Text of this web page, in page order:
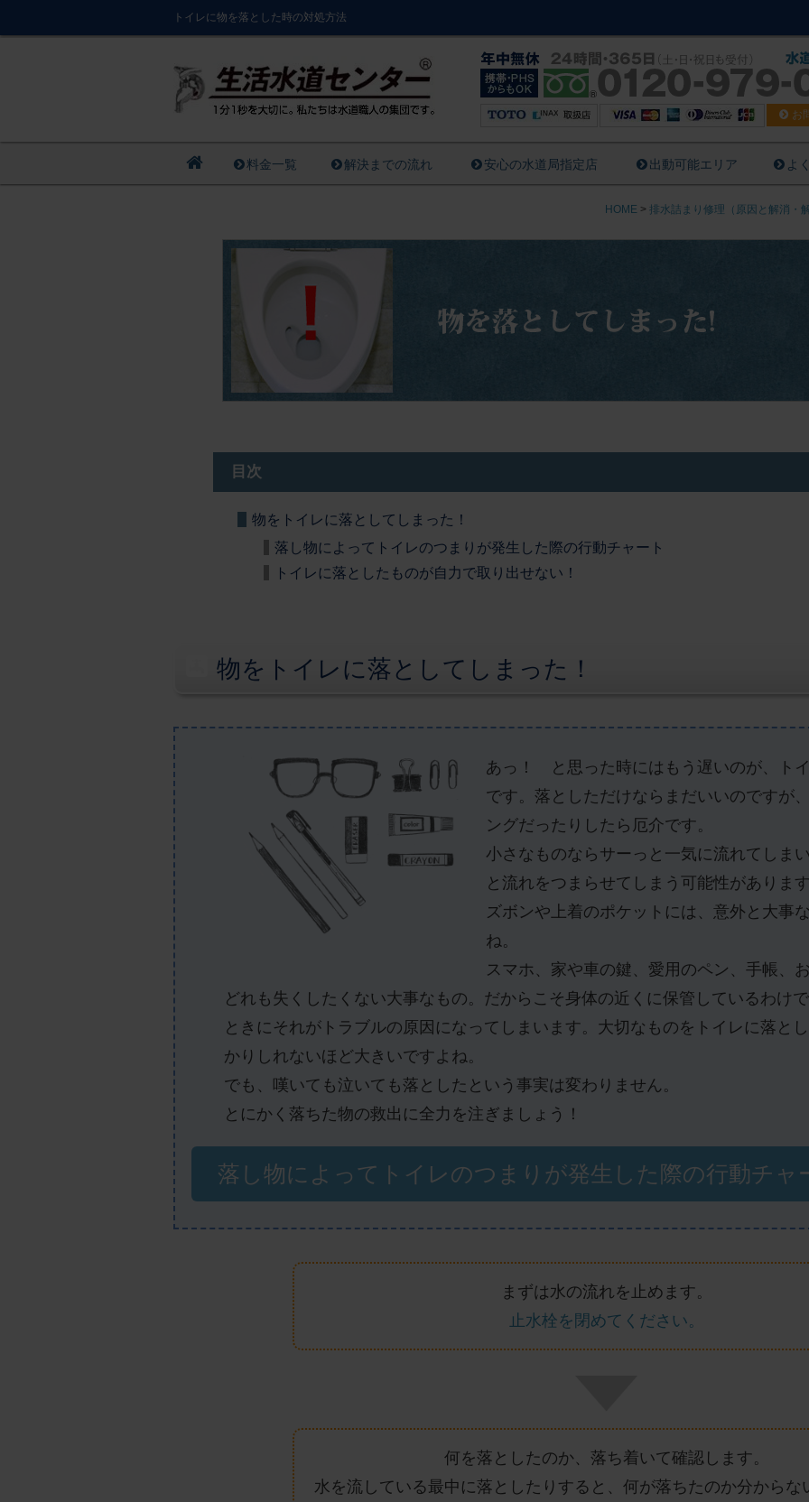
トイレに物を落とした時の対処方法
お
料金一覧 解決までの流れ 安心の水道局指定店 出動可能エリア よ
HOME > 排水詰まり修理（原因と解消・
目次
物をトイレに落としてしまった！
落し物によってトイレのつまりが発生した際の行動チャート
トイレに落としたものが自力で取り出せない！
物をトイレに落としてしまった！
あっ！ と思った時にはもう遅いのが、ト
です。落としただけならまだいいのですが
ングだったりしたら厄介です。
小さなものならサーっと一気に流れてしま
と流れをつまらせてしまう可能性があります
ズボンや上着のポケットには、意外と大事
ね。
スマホ、家や車の鍵、愛用のペン、手帳、
どれも失くしたくない大事なもの。だからこそ身体の近くに保管しているわけ
ときにそれがトラブルの原因になってしまいます。大切なものをトイレに落と
かりしれないほど大きいですよね。
でも、嘆いても泣いても落としたという事実は変わりません。
とにかく落ちた物の救出に全力を注ぎましょう！
落し物によってトイレのつまりが発生した際の行動チャ
まずは水の流れを止めます。
止水栓を閉めてください。
何を落としたのか、落ち着いて確認します。
水を流している最中に落としたりすると、何が落ちたのか分からな